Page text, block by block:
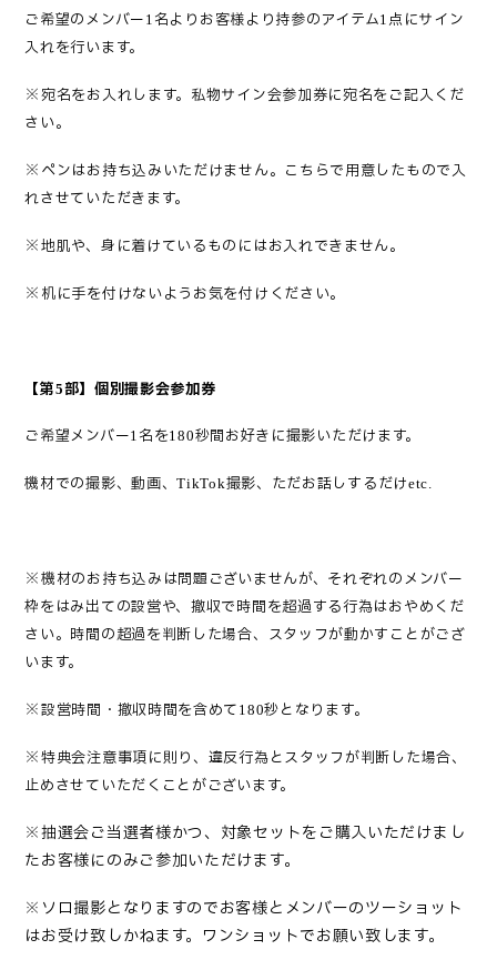
ご希望のメンバー 1 名よりお客様より持参のアイテム1 点にサイン
入れを行います。
※宛名をお入れします。私物サイン会参加券に宛名をご記入くだ
さい。
※ ペンはお持ち込みいただけません。こちらで用意したもので入
れさせていただきます。
※地肌や、身に着けているものにはお入れできません。
※ 机に手を付けないようお気を付けください。
【第5部】 個別撮影会参加券
ご希望メンバー1 名を180秒間お好きに撮影いただけます。
機材での撮影、動画、TikTok撮影、ただお話しするだけetc.
※機材のお持ち込みは問題ございませんが、それぞれのメンバー
枠をはみ出ての設営や、撤収で時間を超過する行為はおやめくだ
さい。時間の超過を判断した場合、スタッフが動かすことがござ
います。
※設営時間・撤収時間を含めて 180秒となります。
※特典会注意事項に則り、違反行為とスタッフが判断した場合、
止めさせていただくことがございます。
※抽選会ご当選者様かつ、対象セットをご購入いただけまし
たお客様にのみご参加いただけます。
※ソロ撮影となりますのでお客様とメンバーのツーショット
はお受け致しかねます。ワンショットでお願い致します。